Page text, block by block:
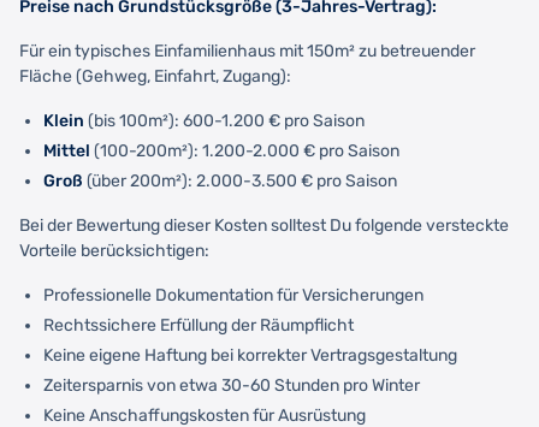
Preise nach Grundstücksgröße (3-Jahres-Vertrag):
Für ein typisches Einfamilienhaus mit 150m² zu betreuender
Fläche (Gehweg, Einfahrt, Zugang):
Klein (bis 100m²): 600-1.200 € pro Saison
Mittel (100-200m²): 1.200-2.000 € pro Saison
Groß (über 200m²): 2.000-3.500 € pro Saison
Bei der Bewertung dieser Kosten solltest Du folgende versteckte
Vorteile berücksichtigen:
Professionelle Dokumentation für Versicherungen
Rechtssichere Erfüllung der Räumpflicht
Keine eigene Haftung bei korrekter Vertragsgestaltung
Zeitersparnis von etwa 30-60 Stunden pro Winter
Keine Anschaffungskosten für Ausrüstung